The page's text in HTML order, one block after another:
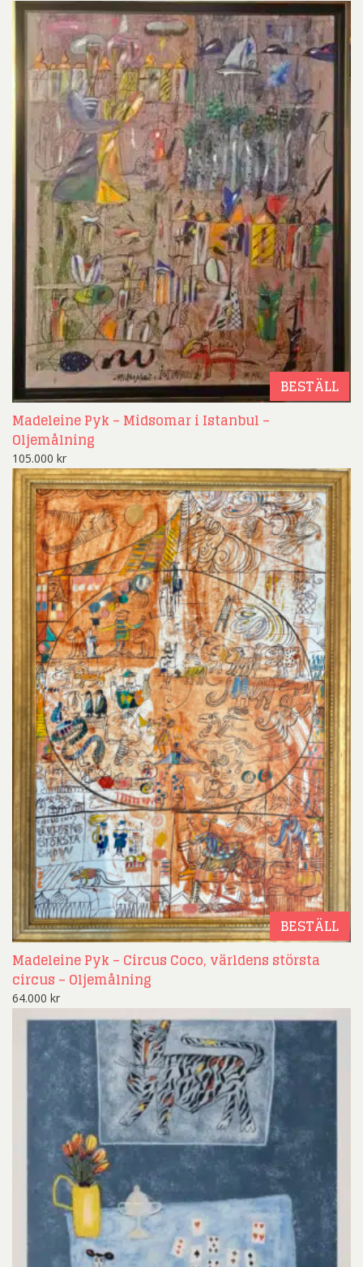
BESTÄLL
Madeleine Pyk – Midsomar i Istanbul –
Oljemålning
105.000 kr
BESTÄLL
Madeleine Pyk – Circus Coco, världens största
circus – Oljemålning
64.000 kr